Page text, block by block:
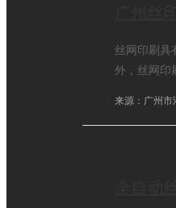
丝网印刷具
外，丝网印
来源：广州市